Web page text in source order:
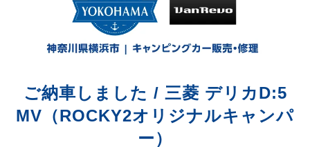
ご納車しました / 三菱 デリカD:5
MV（ROCKY2オリジナルキャンパ
ー）